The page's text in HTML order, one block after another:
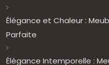
Élégance et Chaleur :
Parfaite
Élégance Intemporelle :